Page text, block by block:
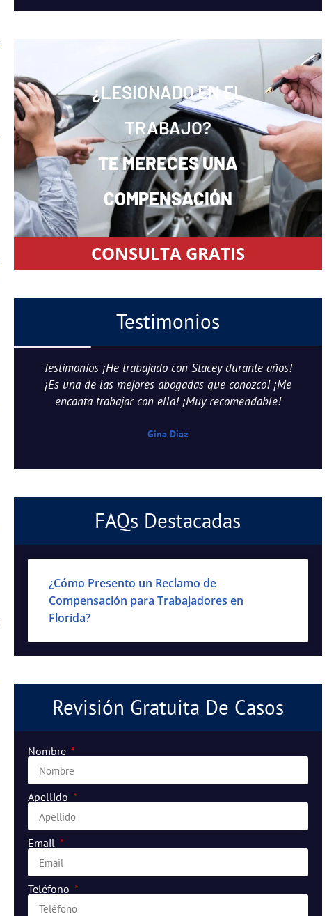
¿LESIONADO EN EL
TRABAJO?
TE MERECES UNA
COMPENSACIÓN
CONSULTA GRATIS
Testimonios
Testimonios ¡He trabajado con Stacey durante años!
¡Es una de las mejores abogadas que conozco! ¡Me
encanta trabajar con ella! ¡Muy recomendable!
Gina Diaz
FAQs Destacadas
¿Cómo Presento un Reclamo de
Compensación para Trabajadores en
Florida?
Revisión Gratuita De Casos
Nombre
Apellido
Email
Teléfono